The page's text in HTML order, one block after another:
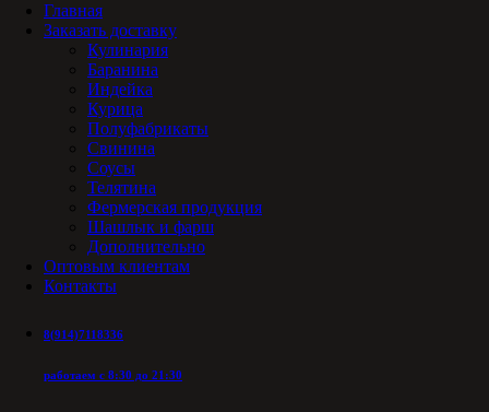
Главная
Заказать доставку
Кулинария
Баранина
Индейка
Курица
Полуфабрикаты
Свинина
Соусы
Телятина
Фермерская продукция
Шашлык и фарш
Дополнительно
Оптовым клиентам
Контакты
8(914)7118336
работаем с 8:30 до 21:30